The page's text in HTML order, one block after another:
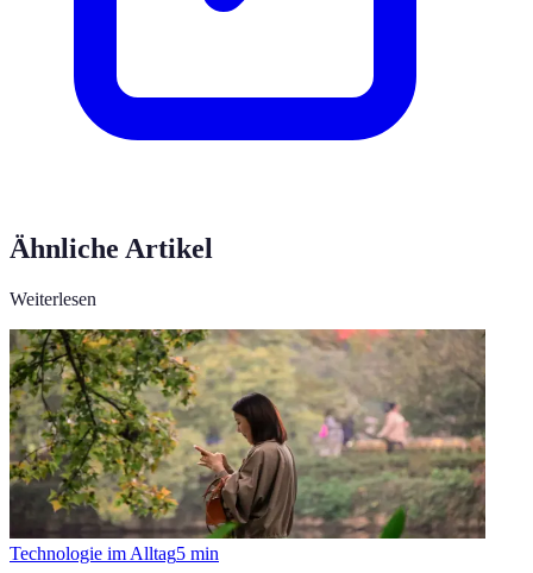
Ähnliche Artikel
Weiterlesen
Technologie im Alltag5 min